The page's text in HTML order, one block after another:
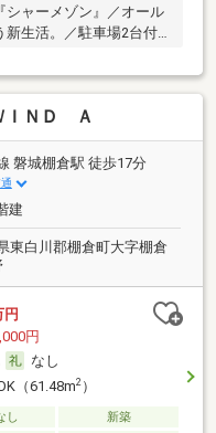
シャーメゾン』／オール
新生活。／駐車場2台付
ＮＤ Ａ
磐城棚倉駅 徒歩17分
建
東白川郡棚倉町大字棚倉
円
円
なし
（61.48m2）
し
新築